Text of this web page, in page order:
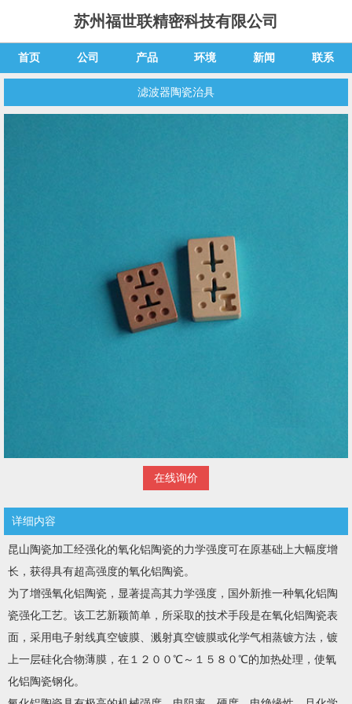
苏州福世联精密科技有限公司
首页 公司 产品 环境 新闻 联系
滤波器陶瓷治具
在线询价
详细内容
昆山陶瓷加工经强化的氧化铝陶瓷的力学强度可在原基础上大幅度增
长，获得具有超高强度的氧化铝陶瓷。
为了增强氧化铝陶瓷，显著提高其力学强度，国外新推一种氧化铝陶
瓷强化工艺。该工艺新颖简单，所采取的技术手段是在氧化铝陶瓷表
面，采用电子射线真空镀膜、溅射真空镀膜或化学气相蒸镀方法，镀
上一层硅化合物薄膜，在１２００℃～１５８０℃的加热处理，使氧
化铝陶瓷钢化。